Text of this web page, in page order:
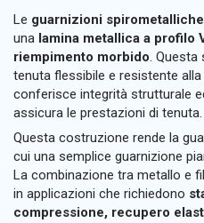
Le guarnizioni spirometalliche
una lamina metallica a profilo
riempimento morbido. Questa
tenuta flessibile e resistente
conferisce integrità strutturale
assicura le prestazioni di tenuta.
Questa costruzione rende la
cui una semplice guarnizione
La combinazione tra metallo e
in applicazioni che richiedono
compressione, recupero